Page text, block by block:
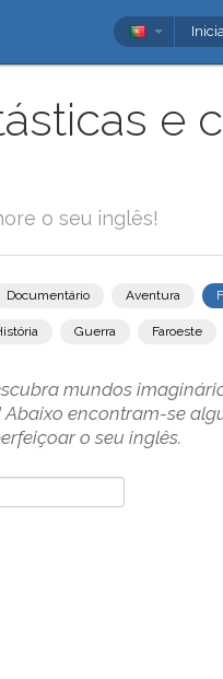
e
o seu inglês!
Documentário Aventura
Guerra Faroeste
mundos
Abaixo encontram-se
o seu inglês.